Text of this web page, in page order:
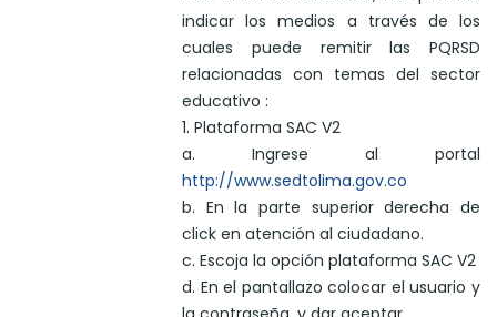
indicar los medios a través de los
cuales puede remitir las PQRSD
relacionadas con temas del sector
educativo :
1. Plataforma SAC V2
a. Ingrese al portal
http://www.sedtolima.gov.co
b. En la parte superior derecha de
click en atención al ciudadano.
c. Escoja la opción plataforma SAC V2
d. En el pantallazo colocar el usuario y